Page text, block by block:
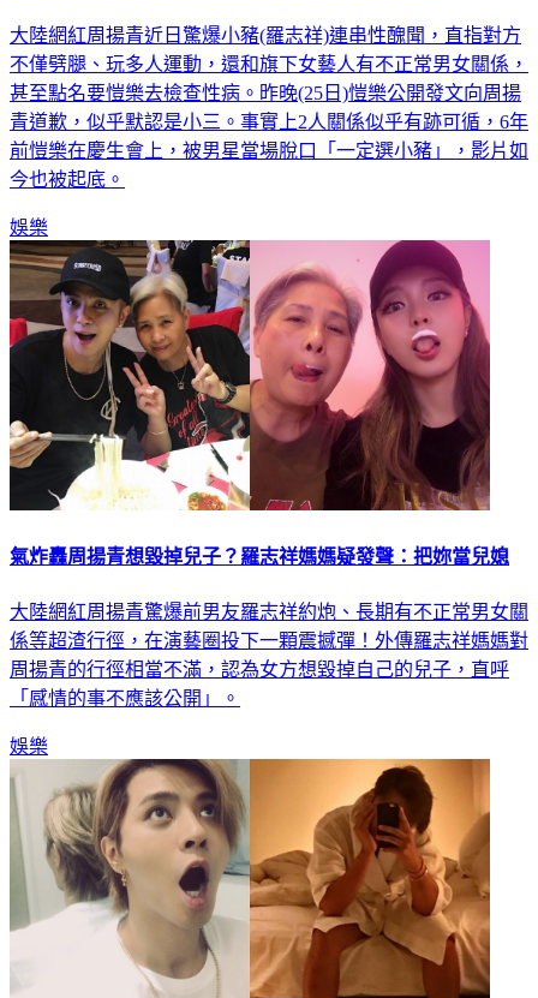
大陸網紅周揚青近日驚爆小豬(羅志祥)連串性醜聞，直指對方
不僅劈腿、玩多人運動，還和旗下女藝人有不正常男女關係，
甚至點名要愷樂去檢查性病。昨晚(25日)愷樂公開發文向周揚
青道歉，似乎默認是小三。事實上2人關係似乎有跡可循，6年
前愷樂在慶生會上，被男星當場脫口「一定選小豬」，影片如
今也被起底。
娛樂
氣炸轟周揚青想毀掉兒子？羅志祥媽媽疑發聲：把妳當兒媳
大陸網紅周揚青驚爆前男友羅志祥約炮、長期有不正常男女關
係等超渣行徑，在演藝圈投下一顆震撼彈！外傳羅志祥媽媽對
周揚青的行徑相當不滿，認為女方想毀掉自己的兒子，直呼
「感情的事不應該公開」。
娛樂